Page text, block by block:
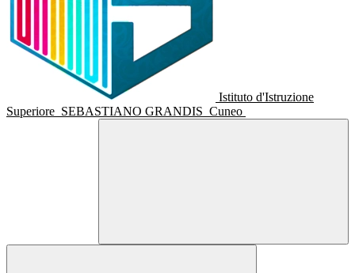
Istituto d'Istruzione
Superiore SEBASTIANO GRANDIS Cuneo